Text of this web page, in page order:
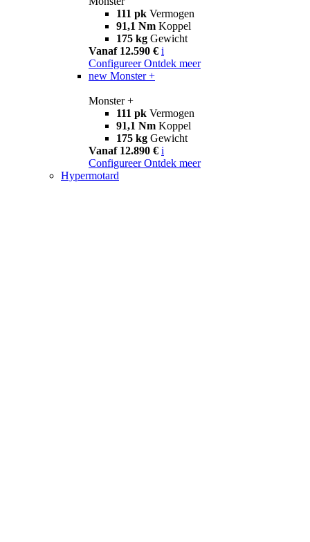
111 pk Vermogen
91,1 Nm Koppel
175 kg Gewicht
Vanaf 12.590 € i
Configureer Ontdek meer
new Monster +
Monster +
111 pk Vermogen
91,1 Nm Koppel
175 kg Gewicht
Vanaf 12.890 € i
Configureer Ontdek meer
Hypermotard